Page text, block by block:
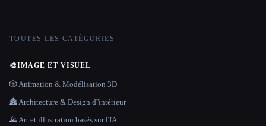
TOUTES LES CATÉGORIES
🎨IMAGE ET VISUEL
🎲 Animation & Modélisation 3D
🏯 Architecture & Design d''intérieur
🌄 Art et illustration basés sur l'IA